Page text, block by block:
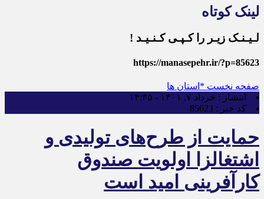
لینک کوتاه
لـیـنـک زیـر را کـپـی کـنـیـد !
https://manasepehr.ir/?p=85623
صفحه نخست *استان ها
انتشار : خرداد ۷, ۱۴۰۱ - ۱۴:۳۵
کد خبر : 85623
حمایت از طرح‌های تولیدی و
اشتغالزا اولویت صندوق
کارآفرینی امید است